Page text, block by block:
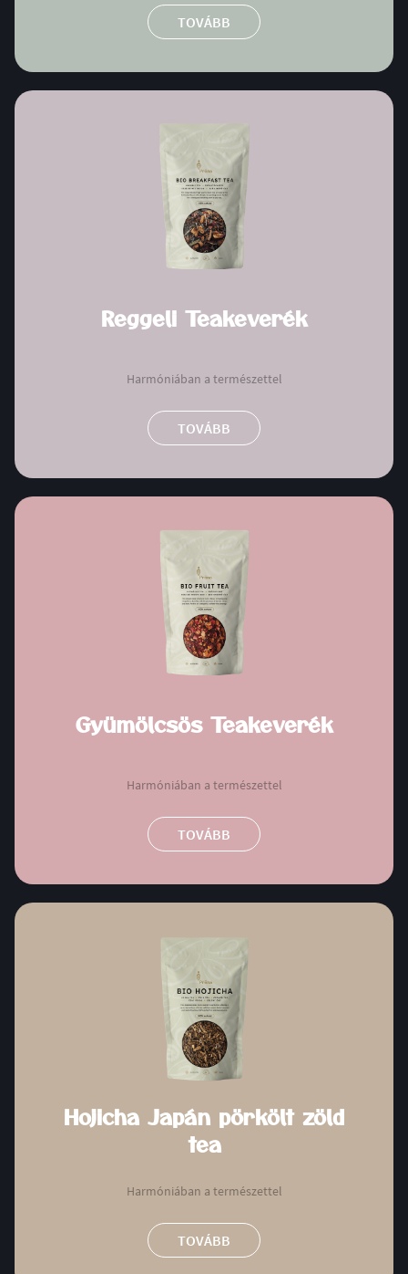
TOVÁBB
Reggeli Teakeverék
Harmóniában a természettel
TOVÁBB
Gyümölcsös Teakeverék
Harmóniában a természettel
TOVÁBB
Hojicha Japán pörkölt zöld
tea
Harmóniában a természettel
TOVÁBB